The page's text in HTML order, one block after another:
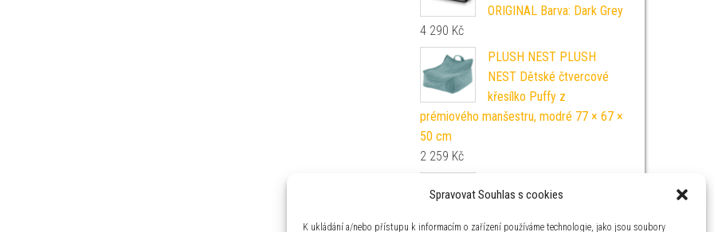
Spravovat Souhlas s cookies
K ukládání a/nebo přístupu k informacím o zařízení používáme technologie, jako jsou soubory
ORIGINAL Barva: Dark Grey
4 290 Kč
PLUSH NEST PLUSH
NEST Dětské čtvercové
křesílko Puffy z
prémiového manšestru, modré 77 × 67 ×
50 cm
2 259 Kč
pyžámku s efekty
489Kč